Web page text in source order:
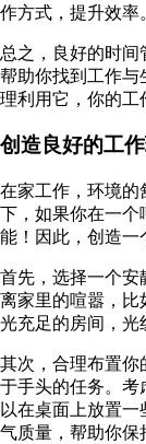
作方式，提升效率
总之，良好的时
帮助你找到工作与
理利用它，你的工
创造良好的工
在家工作，环境的
下，如果你在一个
能！因此，创造一
首先，选择一个安
离家里的喧嚣，比
光充足的房间，光
其次，合理布置你
于手头的任务。考
以在桌面上放置
气质量，帮助你保